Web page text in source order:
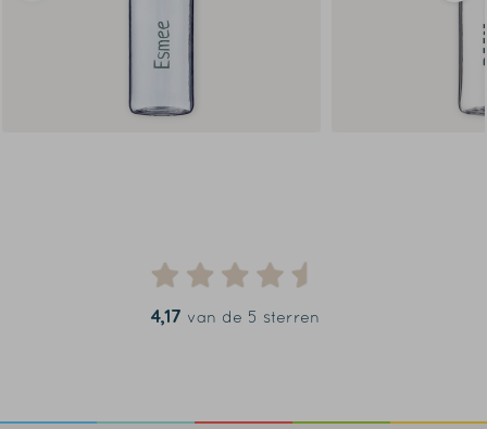
4,17 van de 5 sterren